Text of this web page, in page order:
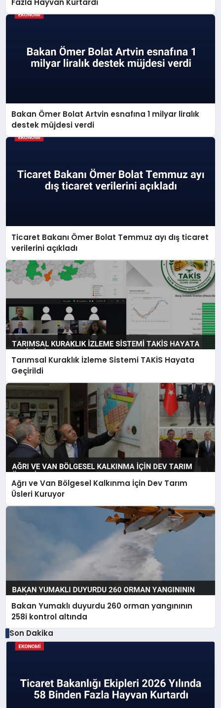
Bakan Ömer Bolat Artvin esnafına 1 milyar liralık
destek müjdesi verdi
Ticaret Bakanı Ömer Bolat Temmuz ayı dış ticaret
verilerini açıkladı
Tarımsal Kuraklık İzleme Sistemi TAKİS Hayata
Geçirildi
Ağrı ve Van Bölgesel Kalkınma İçin Dev Tarım
Üsleri Kuruyor
Bakan Yumaklı duyurdu 260 orman yangınının
258i kontrol altında
Son Dakika